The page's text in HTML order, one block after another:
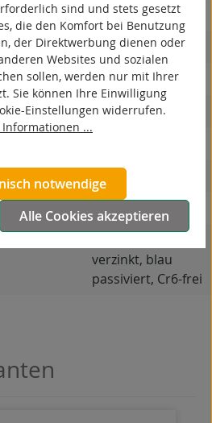
Bockrolle
Stahlblech
verzinkt, blau
passiviert, Cr6-frei
sind und stets gesetzt
die den Komfort bei Benutzung
der Direktwerbung dienen oder
Websites und sozialen
sollen, werden nur mit Ihrer
Sie können Ihre Einwilligung
Einstellungen widerrufen.
...
notwendige
Alle Cookies akzeptieren